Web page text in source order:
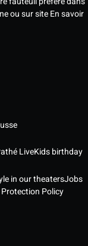
ou sur siteEn savoir
LiveKids birthday
in our theatersJobs
Policy